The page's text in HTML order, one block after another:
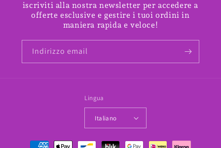
iscriviti alla nostra newsletter per accedere a
offerte esclusive e gestire i tuoi ordini in
maniera rapida e veloce!
Indirizzo email
Lingua
Italiano
Metodi